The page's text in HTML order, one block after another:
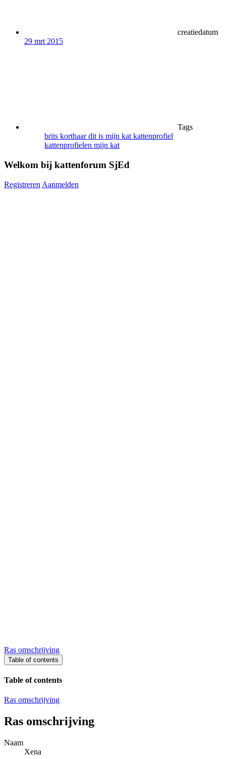
creatiedatum
29 mrt 2015
Tags
brits korthaardit is mijn kat kattenprofiel
kattenprofielen mijn kat
Welkom bij kattenforum SjEd
Registreren Aanmelden
Ras omschrijving
Table of contents
Table of contents
Ras omschrijving
Ras omschrijving
Naam
Xena